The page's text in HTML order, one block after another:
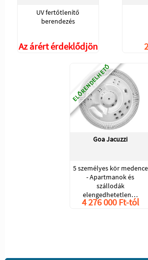
UV fertőtlenítő
berendezés
Az árért érdeklődjön
ELŐRENDELHETŐ
Goa Jacuzzi
5 személyes kör medence
- Apartmanok és
szállodák
elengedhetetlen…
4 276 000 Ft-tól